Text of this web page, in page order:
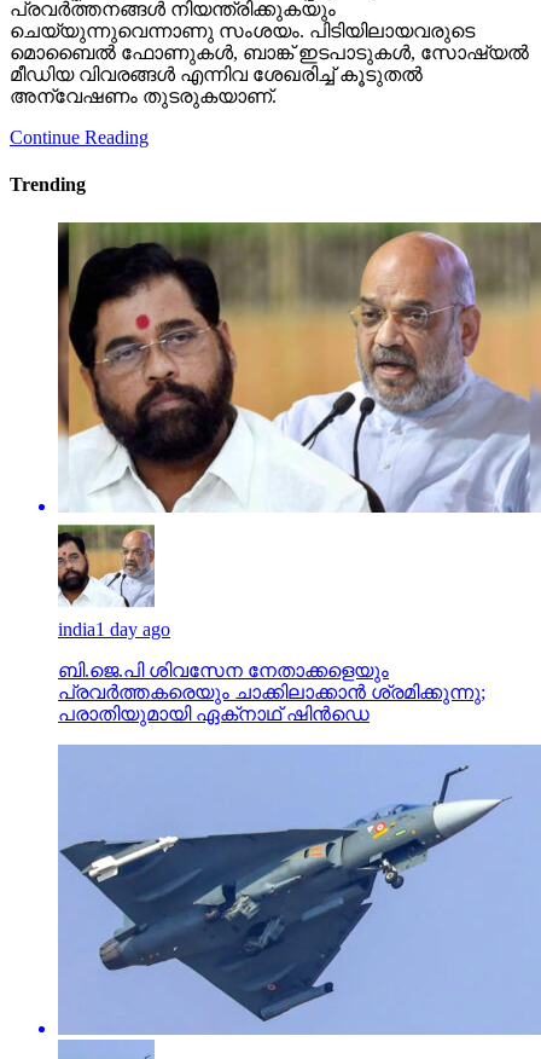
പ്രവര്‍ത്തനങ്ങള്‍ നിയന്ത്രിക്കുകയും
ചെയ്യുന്നുവെന്നാണു സംശയം. പിടിയിലായവരുടെ
മൊബൈല്‍ ഫോണുകള്‍, ബാങ്ക് ഇടപാടുകള്‍, സോഷ്യല്‍
മീഡിയ വിവരങ്ങള്‍ എന്നിവ ശേഖരിച്ച് കൂടുതല്‍
അന്വേഷണം തുടരുകയാണ്.
Continue Reading
Trending
india1 day ago
ബി.ജെ.പി ശിവസേന നേതാക്കളെയും
പ്രവര്‍ത്തകരെയും ചാക്കിലാക്കാന്‍ ശ്രമിക്കുന്നു;
പരാതിയുമായി ഏക്‌നാഥ് ഷിന്‍ഡെ